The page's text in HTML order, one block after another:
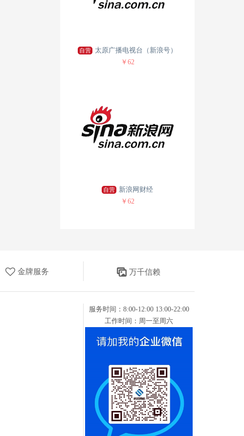
自营
太原广播电视台（新浪号）
￥62
自营
新浪网财经
￥62
金牌服务 万千信赖
服务时间：8:00-12:00 13:00-22:00
工作时间：周一至周六